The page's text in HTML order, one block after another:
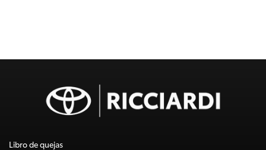
Libro de quejas